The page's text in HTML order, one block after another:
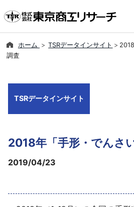
ホーム TSRデータインサイト
調査
TSRデータインサイト
2018年「手形・でんさ
2019/04/23